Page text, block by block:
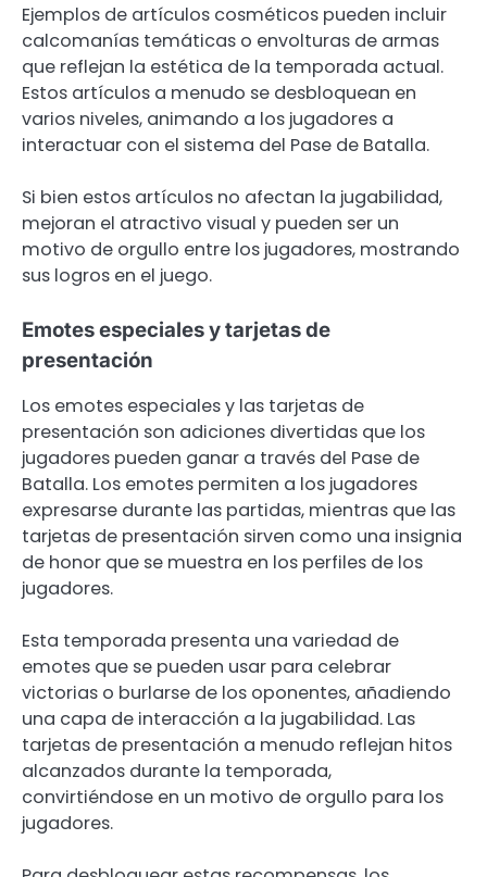
Ejemplos de artículos cosméticos pueden incluir
calcomanías temáticas o envolturas de armas
que reflejan la estética de la temporada actual.
Estos artículos a menudo se desbloquean en
varios niveles, animando a los jugadores a
interactuar con el sistema del Pase de Batalla.
Si bien estos artículos no afectan la jugabilidad,
mejoran el atractivo visual y pueden ser un
motivo de orgullo entre los jugadores, mostrando
sus logros en el juego.
Emotes especiales y tarjetas de
presentación
Los emotes especiales y las tarjetas de
presentación son adiciones divertidas que los
jugadores pueden ganar a través del Pase de
Batalla. Los emotes permiten a los jugadores
expresarse durante las partidas, mientras que las
tarjetas de presentación sirven como una insignia
de honor que se muestra en los perfiles de los
jugadores.
Esta temporada presenta una variedad de
emotes que se pueden usar para celebrar
victorias o burlarse de los oponentes, añadiendo
una capa de interacción a la jugabilidad. Las
tarjetas de presentación a menudo reflejan hitos
alcanzados durante la temporada,
convirtiéndose en un motivo de orgullo para los
jugadores.